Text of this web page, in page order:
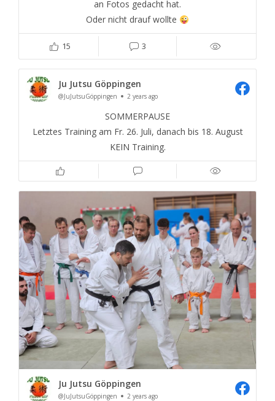
an Fotos gedacht hat.
Oder nicht drauf wollte
15 3
Ju Jutsu Göppingen
@JuJutsuGöppingen 2 years ago
SOMMERPAUSE
Letztes Training am Fr. 26. Juli, danach bis 18. August
KEIN Training.
Ju Jutsu Göppingen
@JuJutsuGöppingen 2 years ago